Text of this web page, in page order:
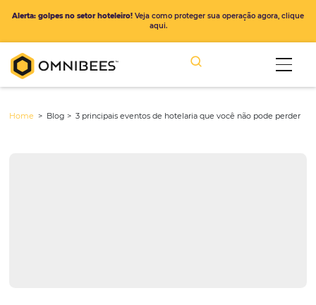
Alerta: golpes no setor hoteleiro!Veja como proteger sua operação